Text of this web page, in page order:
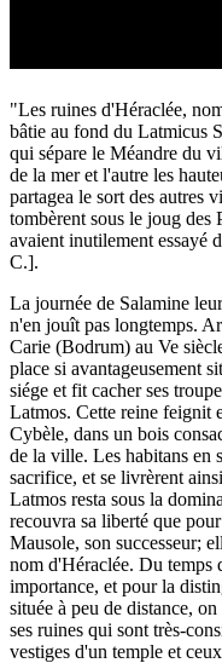
"Les ruines d'Héraclée,
bâtie au fond du Latmicus
qui sépare le Méandre du
de la mer et l'autre les
partagea le sort des autres
tombèrent sous le joug des
avaient inutilement essayé
C.].
La journée de Salamine
n'en jouît pas longtemps.
Carie (Bodrum) au Ve
place si avantageusement
siége et fit cacher ses
Latmos. Cette reine feignit
Cybèle, dans un bois
de la ville. Les habitans en
sacrifice, et se livrèrent
Latmos resta sous la
recouvra sa liberté que
Mausole, son successeur;
nom d'Héraclée. Du temps
importance, et pour la
située à peu de distance,
ses ruines qui sont très-
vestiges d'un temple et